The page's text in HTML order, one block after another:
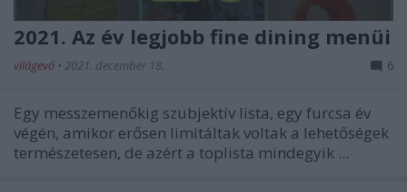
2021. Az év legjobb fine dining menüi
világevő • 2021. december 18. 6
Egy messzemenőkig szubjektív lista, egy furcsa év
végén, amikor erősen limitáltak voltak a lehetőségek
természetesen, de azért a toplista mindegyik ...